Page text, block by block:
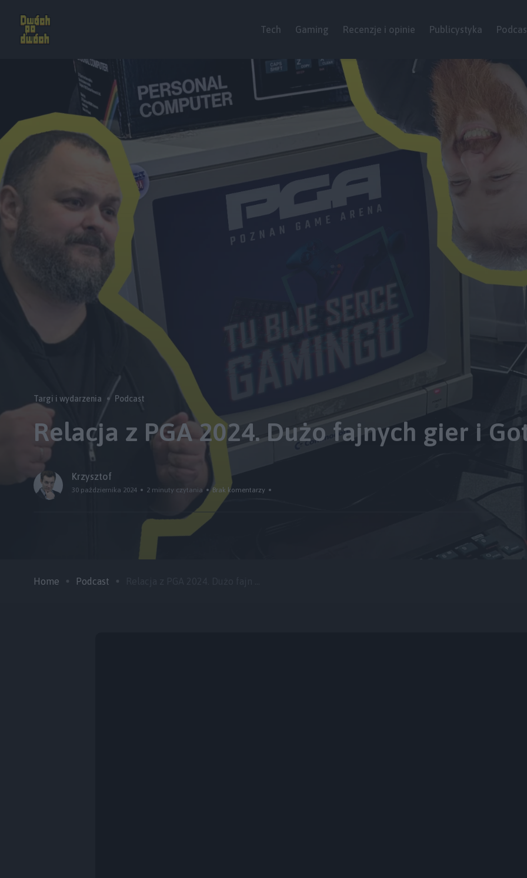
Tech Gaming Recenzje i opinie Publicystyka
Targi i wydarzenia Podcast
Relacja z PGA 2024. Dużo fajnych gier i
Krzysztof
30 października 2024 2 minuty czytania Brak komentarzy
Home Podcast